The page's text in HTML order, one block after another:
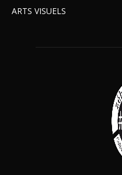
ARTS VISUELS